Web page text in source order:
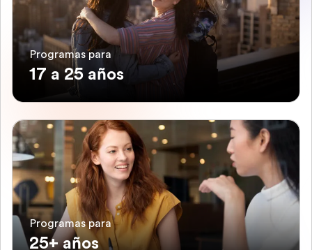
Programas para
17 a 25 años
Programas para
25+ años